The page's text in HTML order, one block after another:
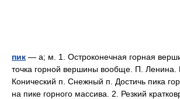
пик — а; м. 1. Остроконечная горная
точка горной вершины вообще. П. Ленина.
Конический п. Снежный п. Достичь пика
на пике горного массива. 2. Резкий